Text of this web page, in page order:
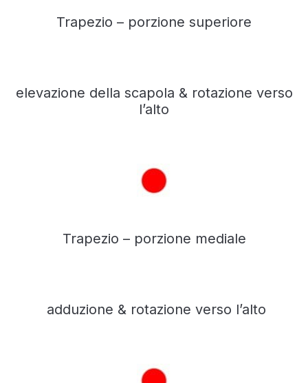
Trapezio – porzione superiore
elevazione della scapola & rotazione verso
l’alto
Trapezio – porzione mediale
adduzione & rotazione verso l’alto